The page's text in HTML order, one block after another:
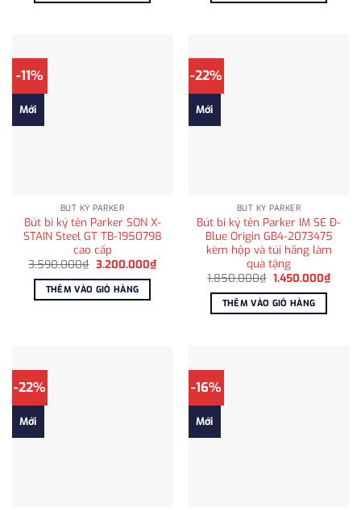
1.450.000₫.
-11%
Mới
BÚT KÝ PARKER
Bút bi ký tên Parker SON X-
STAIN Steel GT TB-1950798
cao cấp
3.590.000₫ Giá
là:
3.590.000₫.
3.200.000₫Giá
hiện
THÊM VÀO GIỎ HÀNG
-22%
Mới
BÚT KÝ PARKER
Bút bi ký tên Parker IM SE Đ-
Blue Origin GB4-2073475
kèm hộp và túi hãng làm
quà tặng
1.850.000₫ Giá
là:
1.850.000₫.
1.450.000₫Giá
hiện
THÊM VÀO GIỎ HÀNG
-22%
Mới
-16%
Mới